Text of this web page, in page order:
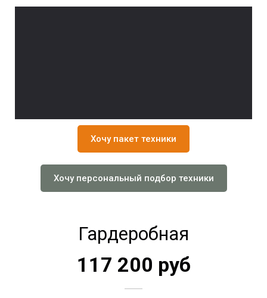
Хочу пакет техники
Хочу персональный подбор техники
Гардеробная
117 200 руб